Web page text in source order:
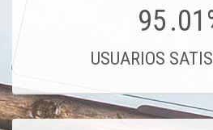
95
USUARIOS